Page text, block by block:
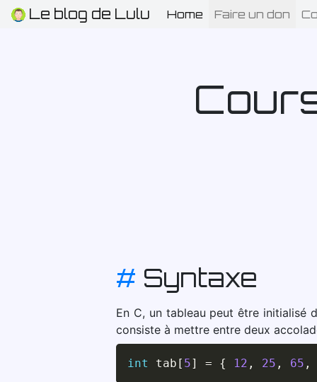
Le blog de Lulu Home (current)
Faire un don
# Syntaxe
En C, un tableau peut être initialisé
consiste à mettre entre deux
int tab [ 5] = { 12 , 25 , 65 ,